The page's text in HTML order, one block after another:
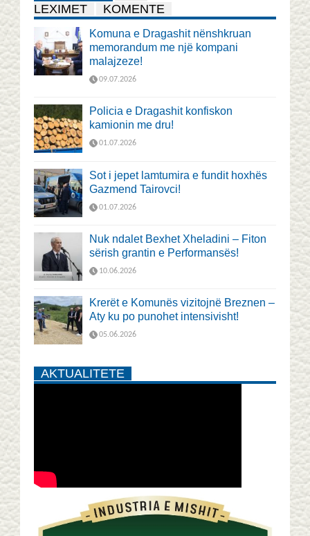
LEXIMET
KOMENTE
Komuna e Dragashit nënshkruan
memorandum me një kompani
malajzeze!
09.07.2026
Policia e Dragashit konfiskon
kamionin me dru!
01.07.2026
Sot i jepet lamtumira e fundit hoxhës
Gazmend Tairovci!
01.07.2026
Nuk ndalet Bexhet Xheladini – Fiton
sërish grantin e Performansës!
10.06.2026
Krerët e Komunës vizitojnë Breznen –
Aty ku po punohet intensivisht!
05.06.2026
AKTUALITETE